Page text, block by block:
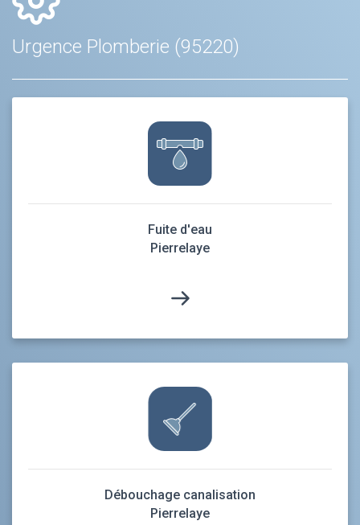
Urgence Plomberie (95220)
Fuite d'eau
Pierrelaye
Débouchage canalisation
Pierrelaye